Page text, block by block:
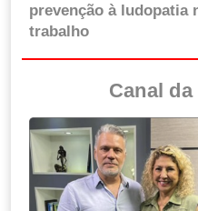
prevenção à ludopatia
trabalho
Canal